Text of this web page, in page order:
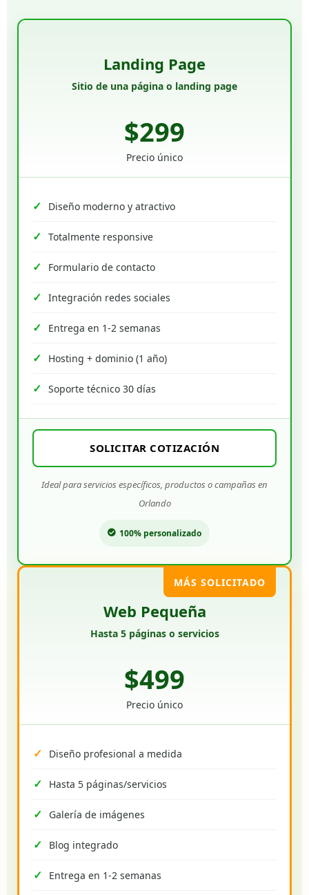
Landing Page
Sitio de una página o landing page
$299
Precio único
Diseño moderno y atractivo
Totalmente responsive
Formulario de contacto
Integración redes sociales
Entrega en 1-2 semanas
Hosting + dominio (1 año)
Soporte técnico 30 días
SOLICITAR COTIZACIÓN
Ideal para servicios específicos, productos o campañas en
Orlando
100% personalizado
MÁS SOLICITADO
Web Pequeña
Hasta 5 páginas o servicios
$499
Precio único
Diseño profesional a medida
Hasta 5 páginas/servicios
Galería de imágenes
Blog integrado
Entrega en 1-2 semanas